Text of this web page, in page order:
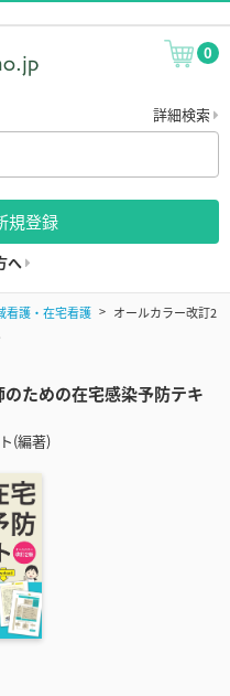
0
詳細検索
規登録
へ
看護・在宅看護
オールカラー改訂2
ための在宅感染予防テキ
(編著)